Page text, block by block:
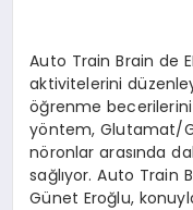
Auto Train Brain de
aktivitelerini
öğrenme
yöntem, Glutamat/
nöronlar arasında
sağlıyor. Auto Train
Günet Eroğlu,